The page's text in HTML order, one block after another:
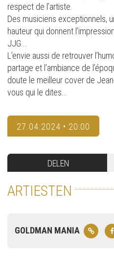
respect de l’artiste.
Des musiciens exceptionnels,
hauteur qui donnent
JJG...
L’envie aussi de retrouver
partage et l’ambiance de
doute le meilleur cover de
vous qui le dites...
27.04.2024 • 20:00
DELEN
ARTIESTEN
GOLDMAN MANIA